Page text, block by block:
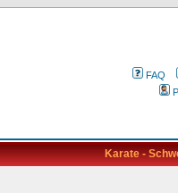
FAQ
Karate -